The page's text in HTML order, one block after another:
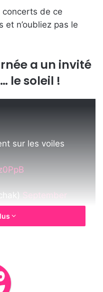
concerts de ce
et n’oubliez pas le
a un invité
le soleil !
sur les voiles
September